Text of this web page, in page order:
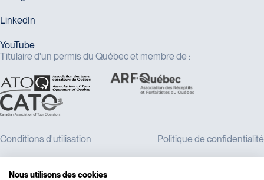
Titulaire d'un permis du Québec et membre de :
Nous utilisons des cookies